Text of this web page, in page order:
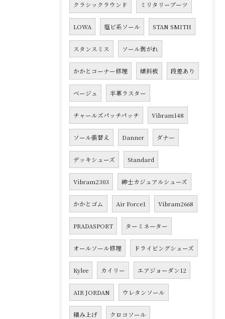
クラシックラウンド ミリタリーブーツ
LOWA 塩ビ系ソール STAN SMITH
スタンスミス ソール剥がれ
かかとコーナー修理 傾斜板 段差あり
ベージュ 半革ラスター
チャールズパッチパッチ Vibram148
ソール張替え Danner ダナー
デッキシューズ Standard
Vibram2303 紳士カジュアルシューズ
かかとゴム Air Force1 Vibram2668
PRADASPORT ターミネーター
オールソール修理 ドライビングシューズ
Kylee カイリー エアジョーダン12
AIR JORDAN ウレタンソール
積み上げ クロコソール